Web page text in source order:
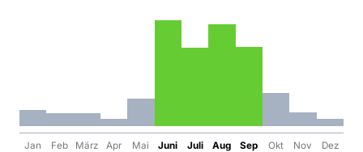
Jan Feb März Apr Mai Juni Juli Aug Sep Okt Nov Dez